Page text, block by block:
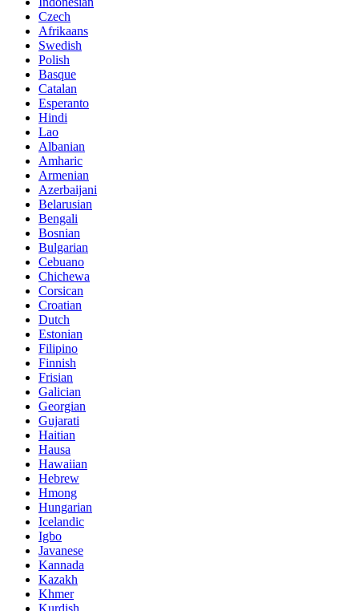
Czech
Afrikaans
Swedish
Polish
Basque
Catalan
Esperanto
Hindi
Lao
Albanian
Amharic
Armenian
Azerbaijani
Belarusian
Bengali
Bosnian
Bulgarian
Cebuano
Chichewa
Corsican
Croatian
Dutch
Estonian
Filipino
Finnish
Frisian
Galician
Georgian
Gujarati
Haitian
Hausa
Hawaiian
Hebrew
Hmong
Hungarian
Icelandic
Igbo
Javanese
Kannada
Kazakh
Khmer
Kurdish